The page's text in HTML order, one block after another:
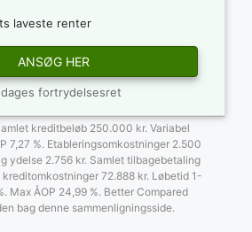
laveste renter
ANSØG HER
dages fortrydelsesret
kreditbeløb 250.000 kr. Variabel
7,27 %. Etableringsomkostninger 2.500
ydelse 2.756 kr. Samlet tilbagebetaling
72.888 kr. Løbetid 1-
Max ÅOP 24,99 %. Better Compared
bag denne sammenligningsside.